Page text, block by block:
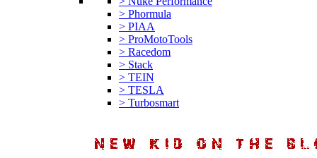
> Phormula
> PIAA
> ProMotoTools
> Racedom
> Stack
> TEIN
> TESLA
> Turbosmart